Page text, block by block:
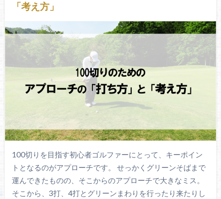
「考え方」
100切りを目指す初心者ゴルファーにとって、キーポイン
トとなるのがアプローチです。 せっかくグリーンそばまで
運んできたものの、そこからのアプローチで大きなミス。
そこから、3打、4打とグリーンまわりを行ったり来たりし